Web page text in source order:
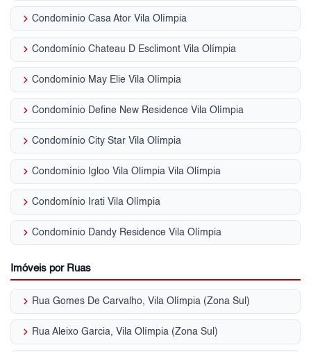
keyboard_arrow_right Condomínio Casa Ator Vila Olímpia
keyboard_arrow_right Condomínio Chateau D Esclimont Vila Olímpia
keyboard_arrow_right Condomínio May Elie Vila Olímpia
keyboard_arrow_right Condomínio Define New Residence Vila Olímpia
keyboard_arrow_right Condomínio City Star Vila Olímpia
keyboard_arrow_right Condomínio Igloo Vila Olímpia Vila Olímpia
keyboard_arrow_right Condomínio Irati Vila Olímpia
keyboard_arrow_right Condomínio Dandy Residence Vila Olímpia
Imóveis por Ruas
keyboard_arrow_right Rua Gomes De Carvalho, Vila Olímpia (Zona Sul)
keyboard_arrow_right Rua Aleixo Garcia, Vila Olímpia (Zona Sul)